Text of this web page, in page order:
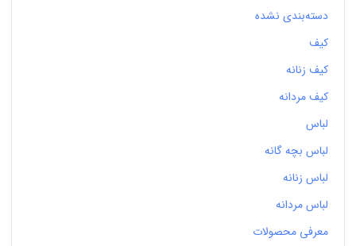
دسته‌بندی نشده
کیف
کیف زنانه
کیف مردانه
لباس
لباس بچه گانه
لباس زنانه
لباس مردانه
معرفی محصولات